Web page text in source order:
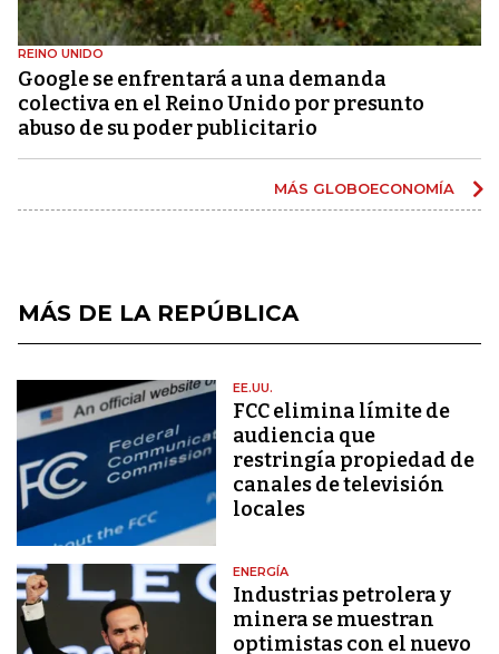
REINO UNIDO
Google se enfrentará a una demanda
colectiva en el Reino Unido por presunto
abuso de su poder publicitario
MÁS GLOBOECONOMÍA
MÁS DE LA REPÚBLICA
EE.UU.
FCC elimina límite de
audiencia que
restringía propiedad de
canales de televisión
locales
ENERGÍA
Industrias petrolera y
minera se muestran
optimistas con el nuevo